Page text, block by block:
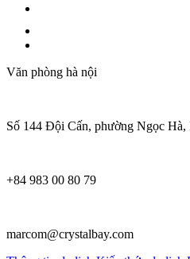
Văn phòng hà nội
Số 144 Đội Cấn, phường Ngọc Hà,
+84 983 00 80 79
marcom@crystalbay.com